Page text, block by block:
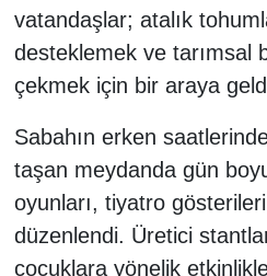
vatandaşlar; atalık
desteklemek ve tarımsal
çekmek için bir araya
Sabahın erken
taşan meydanda gün
oyunları, tiyatro
düzenlendi. Üretici
çocuklara yönelik